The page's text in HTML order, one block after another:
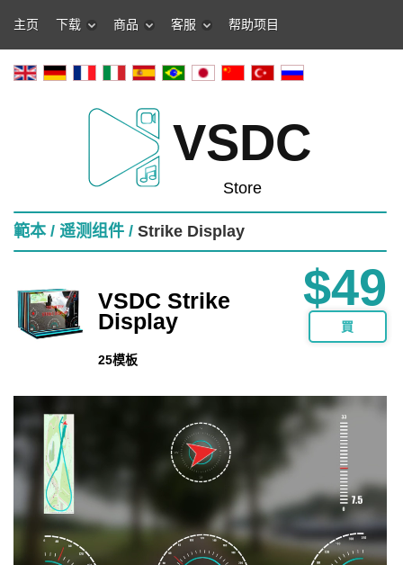
主页 下载 商品 客服 帮助项目
VSDC
Store
範本 / 遥测组件 / Strike Display
VSDC Strike
Display
25模板
$49
買